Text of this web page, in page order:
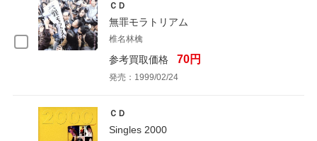
ＣＤ
無罪モラトリアム
椎名林檎
参考買取価格 70円
発売：1999/02/24
ＣＤ
Singles 2000